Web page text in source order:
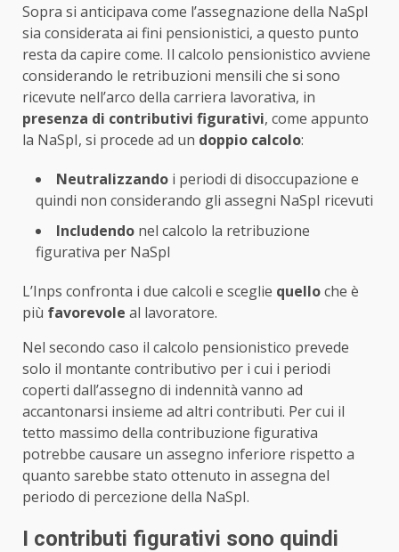
Sopra si anticipava come l’assegnazione della NaSpI
sia considerata ai fini pensionistici, a questo punto
resta da capire come. Il calcolo pensionistico avviene
considerando le retribuzioni mensili che si sono
ricevute nell’arco della carriera lavorativa, in
presenza di contributivi figurativi, come appunto
la NaSpI, si procede ad un doppio calcolo:
Neutralizzando i periodi di disoccupazione e
quindi non considerando gli assegni NaSpI ricevuti
Includendo nel calcolo la retribuzione
figurativa per NaSpI
L’Inps confronta i due calcoli e sceglie quelloche è
più favorevole al lavoratore.
Nel secondo caso il calcolo pensionistico prevede
solo il montante contributivo per i cui i periodi
coperti dall’assegno di indennità vanno ad
accantonarsi insieme ad altri contributi. Per cui il
tetto massimo della contribuzione figurativa
potrebbe causare un assegno inferiore rispetto a
quanto sarebbe stato ottenuto in assegna del
periodo di percezione della NaSpI.
I contributi figurativi sono quindi